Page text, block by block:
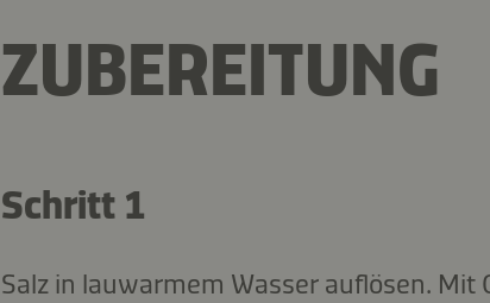
ZUBEREITUNG
Schritt 1
Salz in lauwarmem Wasser auflösen.